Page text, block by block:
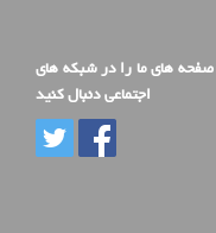
صفحه های ما را در شبکه های
اجتماعی دنبال کنید